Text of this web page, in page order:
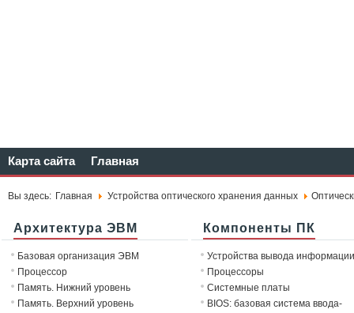
Карта сайта Главная
Вы здесь: Главная Устройства оптического хранения данных
Архитектура ЭВМ
Базовая организация ЭВМ
Процессор
Память. Нижний уровень
Память. Верхний уровень
Компоненты ПК
Устройства вывода информации
Процессоры
Системные платы
BIOS: базовая система ввода-